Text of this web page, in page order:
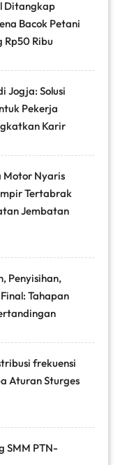
Ditangkap
Bacok Petani
Ribu
Jogja: Solusi
Pekerja
Karir
Motor Nyaris
Tertabrak
Jembatan
Penyisihan,
Tahapan
frekuensi
Aturan Sturges
SMM PTN-